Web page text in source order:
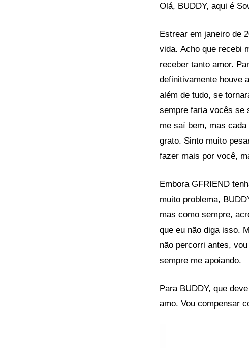
Olá, BUDDY, aqui é
Estrear em janeiro de
vida. Acho que recebi
receber tanto amor.
definitivamente houve
além de tudo, se
sempre faria vocês se
me saí bem, mas
grato. Sinto muito
fazer mais por você,
Embora GFRIEND
muito problema,
mas como sempre,
que eu não diga isso.
não percorri antes,
sempre me apoiando.
Para BUDDY, que
amo. Vou compensar